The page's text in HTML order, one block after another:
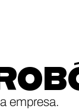
empresa.